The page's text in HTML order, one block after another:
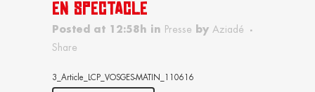
EN SPECTACLE
Posted at 12:58h in Presse by Aziadé
Share
3_Article_LCP_VOSGES-MATIN_110616